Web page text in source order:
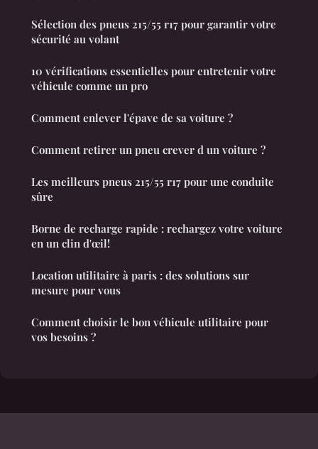
Sélection des pneus 215/55 r17 pour garantir votre
sécurité au volant
10 vérifications essentielles pour entretenir votre
véhicule comme un pro
Comment enlever l'épave de sa voiture ?
Comment retirer un pneu crever d un voiture ?
Les meilleurs pneus 215/55 r17 pour une conduite
sûre
Borne de recharge rapide : rechargez votre voiture
en un clin d'œil!
Location utilitaire à paris : des solutions sur
mesure pour vous
Comment choisir le bon véhicule utilitaire pour
vos besoins ?